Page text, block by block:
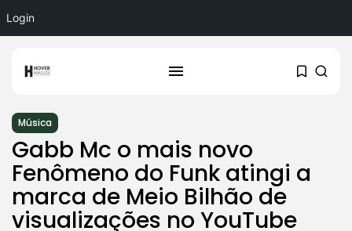
Login
Música
Gabb Mc o mais novo
Fenômeno do Funk atingi a
marca de Meio Bilhão de
visualizações no YouTube